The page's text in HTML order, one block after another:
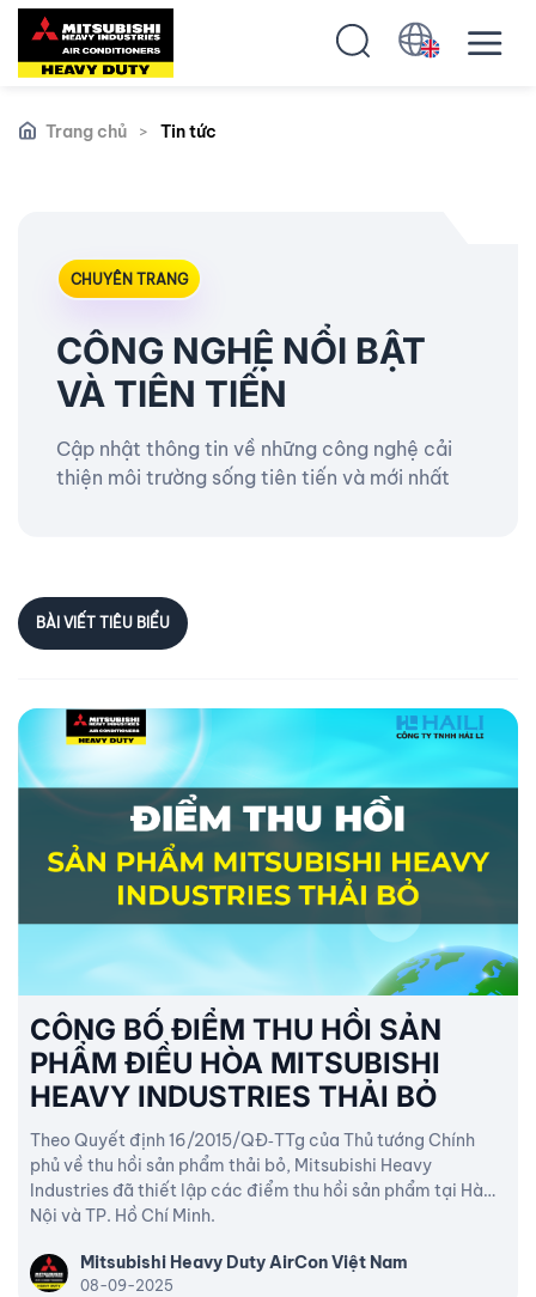
Trang chủ > Tin tức
CHUYÊN TRANG
CÔNG NGHỆ NỔI BẬT
VÀ TIÊN TIẾN
Cập nhật thông tin về những công nghệ cải
thiện môi trường sống tiên tiến và mới nhất
BÀI VIẾT TIÊU BIỂU
CÔNG BỐ ĐIỂM THU HỒI SẢN
PHẨM ĐIỀU HÒA MITSUBISHI
HEAVY INDUSTRIES THẢI BỎ
Theo Quyết định 16/2015/QĐ‑TTg của Thủ tướng Chính
phủ về thu hồi sản phẩm thải bỏ, Mitsubishi Heavy
Industries đã thiết lập các điểm thu hồi sản phẩm tại Hà
Nội và TP. Hồ Chí Minh.
Mitsubishi Heavy Duty AirCon Việt Nam
08-09-2025